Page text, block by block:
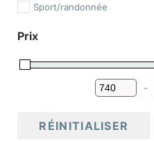
Mozambique
Tanzanie
Belize
Sport/randonnée
Prix
-
RÉINITIALISER